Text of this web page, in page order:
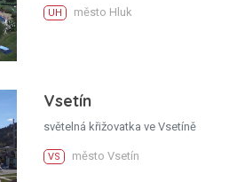
UH město Hluk
Vsetín
světelná křižovatka ve Vsetíně
VS město Vsetín